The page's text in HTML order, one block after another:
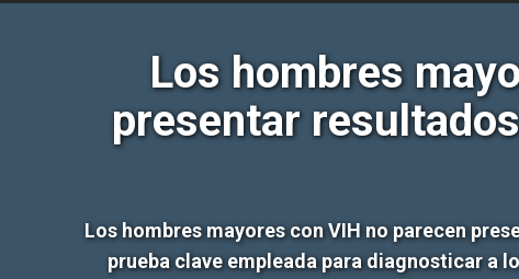
Los hombres
presentar
Los hombres mayores con VIH no parecen
prueba clave empleada para diagnosticar a